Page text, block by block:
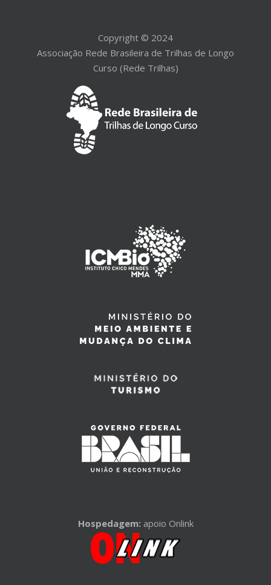
Copyright © 2024
Associação Rede Brasileira de Trilhas de Longo
Curso (Rede Trilhas)
Hospedagem: apoio Onlink